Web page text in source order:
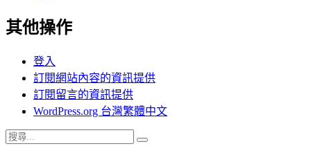
其他操作
登入
訂閱網站內容的資訊提供
訂閱留言的資訊提供
WordPress.org 台灣繁體中文
搜